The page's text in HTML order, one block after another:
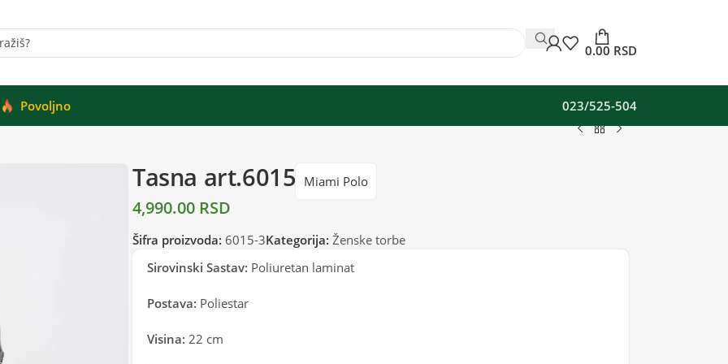
0.00 RSD
Povoljno
023/525-504
Tasna art.6015 Miami Polo
4,990.00 RSD
Šifra proizvoda: 6015-3Kategorija: Ženske torbe
Sirovinski Sastav: Poliuretan laminat
Postava: Poliestar
Visina: 22 cm